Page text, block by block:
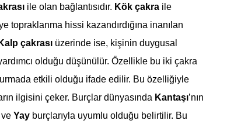
ile olan bağlantısıdır. Kök çakraile
topraklanma hissi kazandırdığına inanılan
Kalp çakrasıüzerinde ise, kişinin duygusal
olduğu düşünülür. Özellikle bu iki çakra
etkili olduğu ifade edilir. Bu özelliğiyle
ilgisini çeker. Burçlar dünyasında Kantaşı’nın
ve Yayburçlarıyla uyumlu olduğu belirtilir. Bu